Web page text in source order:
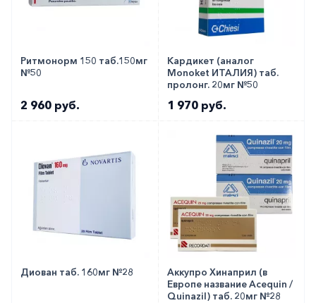
Вы можете заказать препарат с доставкой в
аптеку-партнёра в вашем городе. Для этого Вы
заказать по телефону
8 800 301 52 86
Ритмонорм 150 таб.150мг
№50
2 960 руб.
Кардикет (аналог
Monoket ИТАЛИЯ) таб.
пролонг. 20мг №50
1 970 руб.
Диован таб. 160мг №28
Аккупро Хинаприл (в
Европе название Acequin /
Quinazil) таб. 20мг №28